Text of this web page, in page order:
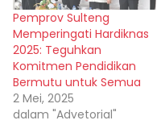
“Selain itu juga peran
guru mempunyai
tanggungjawab yang
sangat penting dalam
merubah perilaku siswa-
siswi yang lebih baik
lagi,”demikian ditegaskan
Pemprov Sulteng
Memperingati Hardiknas
2025: Teguhkan
Komitmen Pendidikan
Bermutu untuk Semua
2 Mei, 2025
dalam "Advetorial"